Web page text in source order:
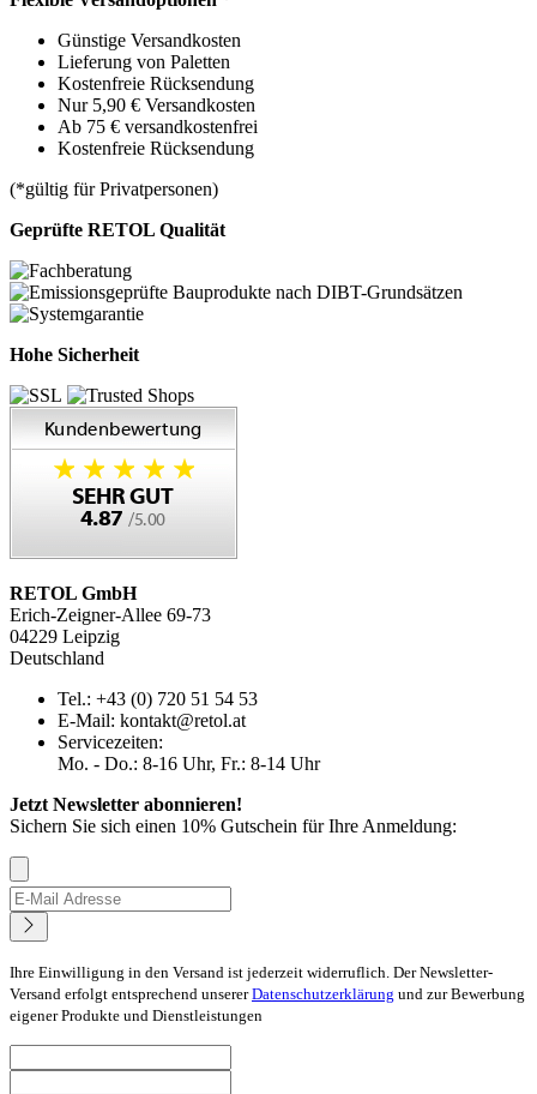
Günstige Versandkosten
Lieferung von Paletten
Kostenfreie Rücksendung
Nur 5,90 € Versandkosten
Ab 75 € versandkostenfrei
Kostenfreie Rücksendung
(*gültig für Privatpersonen)
Geprüfte RETOL Qualität
Hohe Sicherheit
RETOL GmbH
Erich-Zeigner-Allee 69-73
04229 Leipzig
Deutschland
Tel.: +43 (0) 720 51 54 53
E-Mail: kontakt@retol.at
Servicezeiten:
Mo. - Do.: 8-16 Uhr, Fr.: 8-14 Uhr
Jetzt Newsletter abonnieren!
Sichern Sie sich einen 10% Gutschein für Ihre Anmeldung:
Ihre Einwilligung in den Versand ist jederzeit widerruflich. Der Newsletter-
Versand erfolgt entsprechend unsererDatenschutzerklärung und zur Bewerbung
eigener Produkte und Dienstleistungen